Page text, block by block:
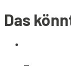
Das